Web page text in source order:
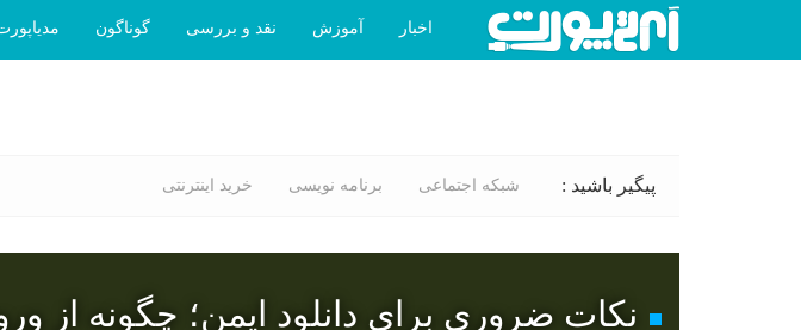
اخبار آموزش نقد و بررسی گوناگون
پیگیر باشید : شبکه اجتماعی برنامه نویسی خرید اینترنتی
نکات ضروری برای دانلود ایمن؛ چگونه از